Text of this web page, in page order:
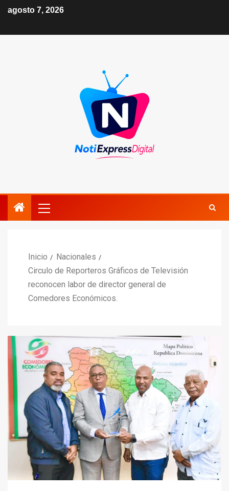
agosto 7, 2026
Inicio
Nacionales
Circulo de Reporteros Gráficos de Televisión
reconocen labor de director general de
Comedores Económicos.